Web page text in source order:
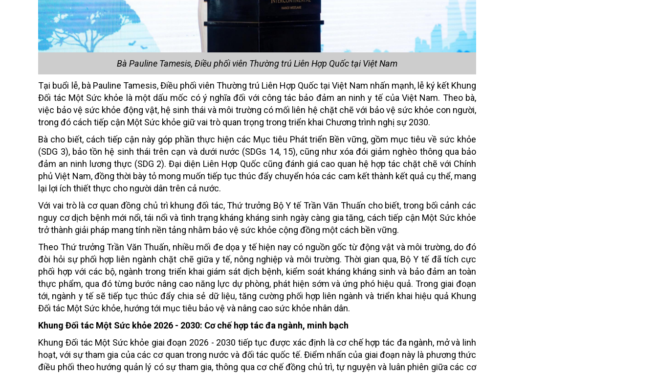
Bà Pauline Tamesis, Điều phối viên Thường trú Liên Hợp Quốc tại Việt Nam
Tại buổi lễ, bà Pauline Tamesis, Điều phối viên Thường trú Liên Hợp Quốc tại Việt Nam nhấn mạnh, lễ ký kết Khung
Đối tác Một Sức khỏe là một dấu mốc có ý nghĩa đối với công tác bảo đảm an ninh y tế của Việt Nam. Theo bà,
việc bảo vệ sức khỏe động vật, hệ sinh thái và môi trường có mối liên hệ chặt chẽ với bảo vệ sức khỏe con người,
trong đó cách tiếp cận Một Sức khỏe giữ vai trò quan trọng trong triển khai Chương trình nghị sự 2030.
Bà cho biết, cách tiếp cận này góp phần thực hiện các Mục tiêu Phát triển Bền vững, gồm mục tiêu về sức khỏe
(SDG 3), bảo tồn hệ sinh thái trên cạn và dưới nước (SDGs 14, 15), cũng như xóa đói giảm nghèo thông qua bảo
đảm an ninh lương thực (SDG 2). Đại diện Liên Hợp Quốc cũng đánh giá cao quan hệ hợp tác chặt chẽ với Chính
phủ Việt Nam, đồng thời bày tỏ mong muốn tiếp tục thúc đẩy chuyển hóa các cam kết thành kết quả cụ thể, mang
lại lợi ích thiết thực cho người dân trên cả nước.
Với vai trò là cơ quan đồng chủ trì khung đối tác, Thứ trưởng Bộ Y tế Trần Văn Thuấn cho biết, trong bối cảnh các
nguy cơ dịch bệnh mới nổi, tái nổi và tình trạng kháng kháng sinh ngày càng gia tăng, cách tiếp cận Một Sức khỏe
trở thành giải pháp mang tính nền tảng nhằm bảo vệ sức khỏe cộng đồng một cách bền vững.
Theo Thứ trưởng Trần Văn Thuấn, nhiều mối đe dọa y tế hiện nay có nguồn gốc từ động vật và môi trường, do đó
đòi hỏi sự phối hợp liên ngành chặt chẽ giữa y tế, nông nghiệp và môi trường. Thời gian qua, Bộ Y tế đã tích cực
phối hợp với các bộ, ngành trong triển khai giám sát dịch bệnh, kiểm soát kháng kháng sinh và bảo đảm an toàn
thực phẩm, qua đó từng bước nâng cao năng lực dự phòng, phát hiện sớm và ứng phó hiệu quả. Trong giai đoạn
tới, ngành y tế sẽ tiếp tục thúc đẩy chia sẻ dữ liệu, tăng cường phối hợp liên ngành và triển khai hiệu quả Khung
Đối tác Một Sức khỏe, hướng tới mục tiêu bảo vệ và nâng cao sức khỏe nhân dân.
Khung Đối tác Một Sức khỏe 2026 - 2030: Cơ chế hợp tác đa ngành, minh bạch
Khung Đối tác Một Sức khỏe giai đoạn 2026 - 2030 tiếp tục được xác định là cơ chế hợp tác đa ngành, mở và linh
hoạt, với sự tham gia của các cơ quan trong nước và đối tác quốc tế. Điểm nhấn của giai đoạn này là phương thức
điều phối theo hướng quản lý có sự tham gia, thông qua cơ chế đồng chủ trì, tự nguyện và luân phiên giữa các cơ